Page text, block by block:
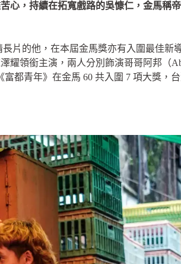
心，持續在拓寬戲路的吳慷仁，金馬稱
片的他，在本屆金馬獎亦有入圍最佳新
耀領銜主演，兩人分別飾演哥哥阿邦（
都青年》在金馬 60 共入圍 7 項大獎，